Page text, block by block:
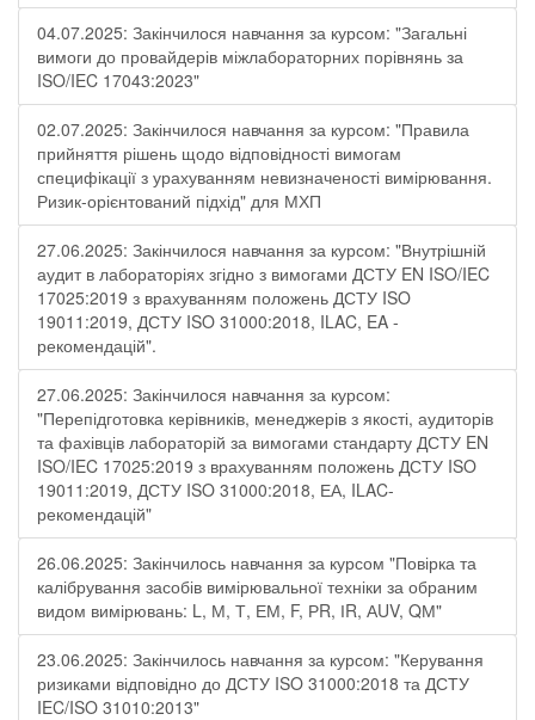
04.07.2025: Закінчилося навчання за курсом: "Загальні
вимоги до провайдерів міжлабораторних порівнянь за
ISO/IEC 17043:2023"
02.07.2025: Закінчилося навчання за курсом: "Правила
прийняття рішень щодо відповідності вимогам
специфікації з урахуванням невизначеності вимірювання.
Ризик-орієнтований підхід" для МХП
27.06.2025: Закінчилося навчання за курсом: "Внутрішній
аудит в лабораторіях згідно з вимогами ДСТУ EN ISO/IEC
17025:2019 з врахуванням положень ДСТУ ISO
19011:2019, ДСТУ ISO 31000:2018, ILAC, EA -
рекомендацій".
27.06.2025: Закінчилося навчання за курсом:
"Перепідготовка керівників, менеджерів з якості, аудиторів
та фахівців лабораторій за вимогами стандарту ДСТУ EN
ISO/IEC 17025:2019 з врахуванням положень ДСТУ ISO
19011:2019, ДСТУ ISO 31000:2018, ЕА, ILAC-
рекомендацій"
26.06.2025: Закінчилось навчання за курсом "Повірка та
калібрування засобів вимірювальної техніки за обраним
видом вимірювань: L, М, Т, ЕМ, F, РR, ІR, АUV, QМ"
23.06.2025: Закінчилось навчання за курсом: "Керування
ризиками відповідно до ДСТУ ISO 31000:2018 та ДСТУ
IEC/ISO 31010:2013"